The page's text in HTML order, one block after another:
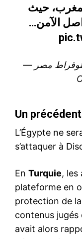
حيث
الآمن…
Un
L’Égypte ne
s’attaquer à
En Turquie, les
plateforme en
protection de
contenus jugés
avait alors